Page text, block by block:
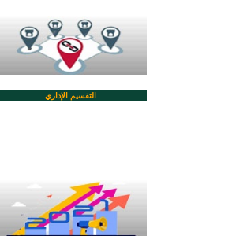
التقسيم الإداري